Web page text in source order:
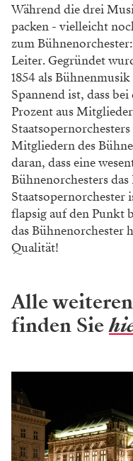
Während die drei
packen - vielleicht
zum
Leiter. Gegründet
1854 als Büh
Spannendist, dass bei
Prozent aus
Staats
Mitgliedern des
daran, dass eine
Bühnenorchesters
Staatsopernorchester
flapsig auf den Punkt
das Bühnenorchester
Qualität!
Alle
finden Sie